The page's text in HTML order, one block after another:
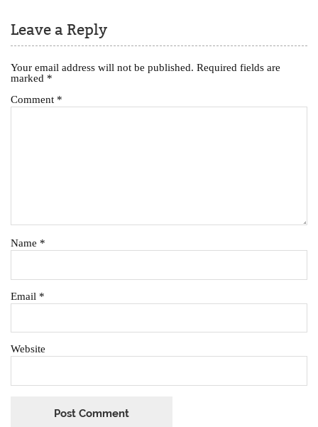
Leave a Reply
Your email address will not be published. Required fields are
marked *
Comment *
Name *
Email *
Website